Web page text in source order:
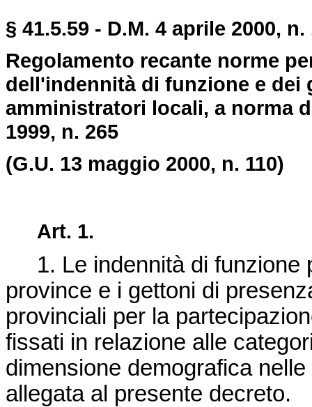
§ 41.5.59 - D.M. 4 aprile 2000, n.
Regolamento recante norme
dell'indennità di funzione e dei
amministratori locali, a norma
1999, n. 265
(G.U. 13 maggio 2000, n. 110)
Art. 1.
1. Le indennità di funzione
province e i gettoni di
provinciali per la
fissati in relazione alle
dimensione demografica
allegata al presente decreto.